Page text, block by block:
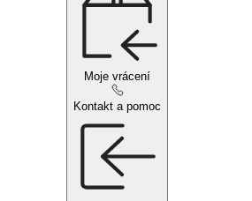
Moje vrácení
Kontakt a pomoc